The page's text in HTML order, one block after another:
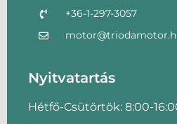
+36-1-297-3057
Nyitvatartás
Hétfő-Csütörtök: 8:00-